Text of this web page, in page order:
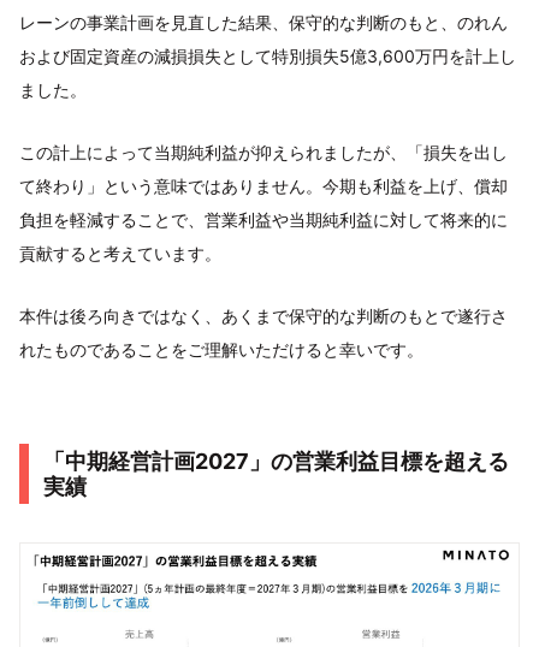
レーンの事業計画を見直した結果、保守的な判断のもと、のれん
および固定資産の減損損失として特別損失5億3,600万円を計上し
ました。
この計上によって当期純利益が抑えられましたが、「損失を出し
て終わり」という意味ではありません。今期も利益を上げ、償却
負担を軽減することで、営業利益や当期純利益に対して将来的に
貢献すると考えています。
本件は後ろ向きではなく、あくまで保守的な判断のもとで遂行さ
れたものであることをご理解いただけると幸いです。
「中期経営計画2027」の営業利益目標を超える
実績